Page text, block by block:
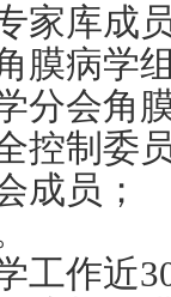
家库成
膜病学
分会角
控制委
成员；
工作近